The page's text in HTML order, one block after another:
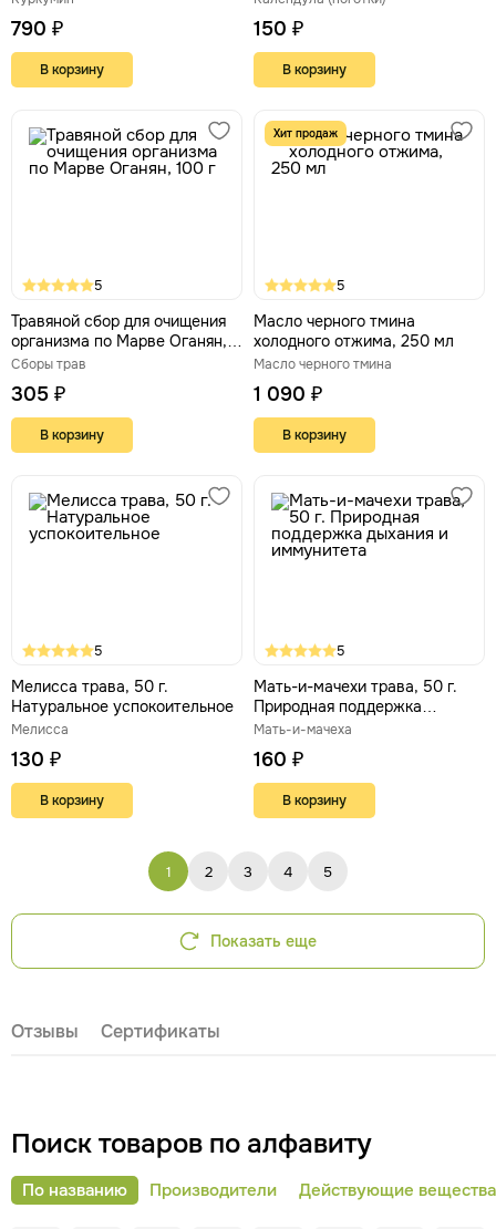
790 ₽
В корзину
150 ₽
В корзину
5
Травяной сбор для очищения
организма по Марве Оганян,
100 г
Сборы трав
305 ₽
В корзину
Хит продаж
5
Масло черного тмина
холодного отжима, 250 мл
Масло черного тмина
1 090 ₽
В корзину
5
Мелисса трава, 50 г.
Натуральное успокоительное
Мелисса
130 ₽
В корзину
5
Мать-и-мачехи трава, 50 г.
Природная поддержка
дыхания и иммунитета
Мать-и-мачеха
160 ₽
В корзину
1 2 3 4 5
Показать еще
Отзывы Сертификаты
Поиск товаров по алфавиту
По названию Производители Действующие вещества